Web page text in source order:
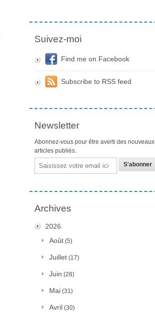
Suivez-moi
Find me on Facebook
Subscribe to RSS feed
Newsletter
Abonnez-vous pour être averti des nouveaux
articles publiés.
Email
Archives
2026
Août (5)
Juillet (17)
Juin (28)
Mai (31)
Avril (30)